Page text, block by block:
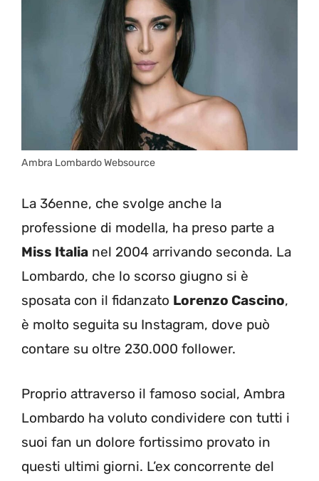
Ambra Lombardo Websource
La 36enne, che svolge anche la
professione di modella, ha preso parte a
Miss Italia nel 2004 arrivando seconda. La
Lombardo, che lo scorso giugno si è
sposata con il fidanzato Lorenzo Cascino,
è molto seguita su Instagram, dove può
contare su oltre 230.000 follower.
Proprio attraverso il famoso social, Ambra
Lombardo ha voluto condividere con tutti i
suoi fan un dolore fortissimo provato in
questi ultimi giorni. L’ex concorrente del